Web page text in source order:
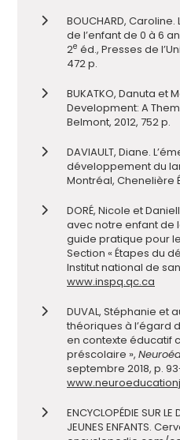
BOUCHARD,
de l’enfant de 0 à 6
2e éd., Presses de
472 p.
BUKATKO, Danuta et
Development: A
Belmont, 2012, 752 p.
DAVIAULT, Diane.
développement du
Montréal, Chenelière
DORÉ, Nicole et
avec notre enfant de
guide pratique pour
Section « Étapes du
Institut national de
www.inspq.qc.ca
DUVAL, Stéphanie et
théoriques à l’égard
en contexte éducatif
préscolaire »,
septembre 2018, p.
ENCYCLOPÉDIE SUR LE
JEUNES ENFANTS.